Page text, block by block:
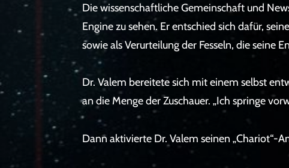
Die wissenschaftliche Gemeinschaft und
Engine zu sehen. Er entschied sich dafür,
sowie als Verurteilung der Fesseln, die seine
Dr. Valem bereitete sich mit einem selbst
an die Menge der Zuschauer. „Ich springe
Dann aktivierte Dr. Valem seinen „Chariot“-